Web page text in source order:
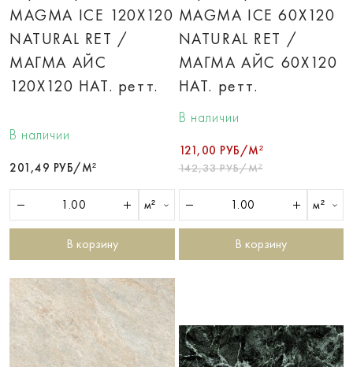
MAGMA ICE 120X120
NATURAL RET /
МАГМА АЙС
120X120 НАТ. ретт.
В наличии
201,49 РУБ/М²
м²
В корзину
MAGMA ICE 60X120
NATURAL RET /
МАГМА АЙС 60X120
НАТ. ретт.
В наличии
121,00 РУБ/М²
142,33 РУБ/М²
м²
В корзину